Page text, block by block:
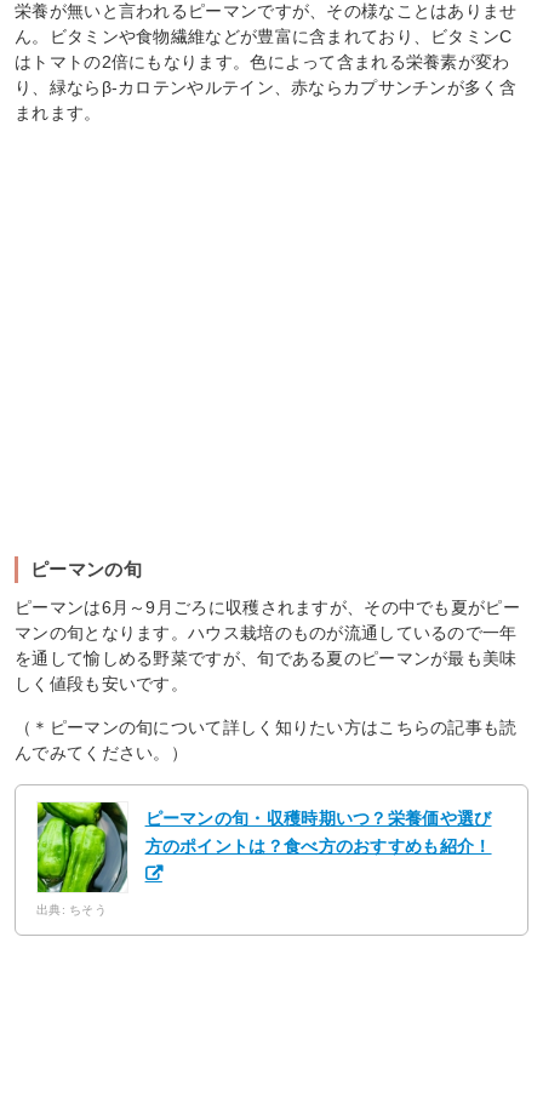
栄養が無いと言われるピーマンですが、その様なことはありませ
ん。ビタミンや食物繊維などが豊富に含まれており、ビタミンC
はトマトの2倍にもなります。色によって含まれる栄養素が変わ
り、緑ならβ-カロテンやルテイン、赤ならカプサンチンが多く含
まれます。
ピーマンの旬
ピーマンは6月～9月ごろに収穫されますが、その中でも夏がピー
マンの旬となります。ハウス栽培のものが流通しているので一年
を通して愉しめる野菜ですが、旬である夏のピーマンが最も美味
しく値段も安いです。
（＊ピーマンの旬について詳しく知りたい方はこちらの記事も読
んでみてください。）
ピーマンの旬・収穫時期いつ？栄養価や選び
方のポイントは？食べ方のおすすめも紹介！
出典: ちそう